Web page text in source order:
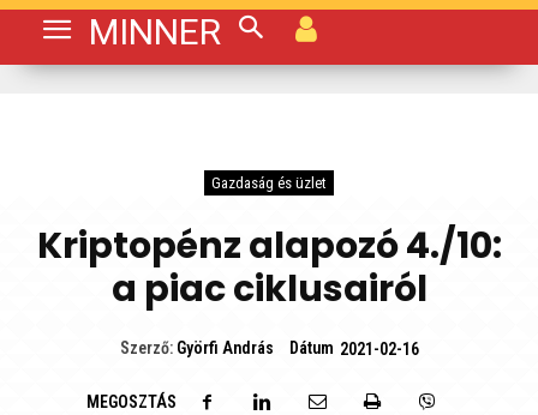
MINNER
Gazdaság és üzlet
Kriptopénz alapozó 4./10:
a piac ciklusairól
Szerző: Györfi András Dátum 2021-02-16
MEGOSZTÁS